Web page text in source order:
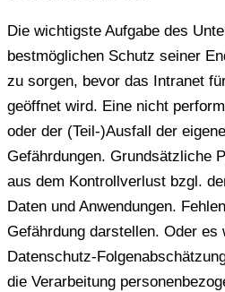
Die wichtigste Aufgabe des
bestmöglichen Schutz seiner
zu sorgen, bevor das Intranet
geöffnet wird. Eine nicht
oder der (Teil-)Ausfall der
Gefährdungen. Grundsätzliche
aus dem Kontrollverlust bzgl.
Daten und Anwendungen.
Gefährdung darstellen. Oder es
Datenschutz-
die Verarbeitung